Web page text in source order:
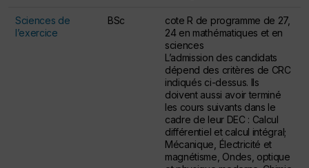
Sciences de
l’exercice
BSc
cote R de programme de 27,
24 en mathématiques et en
sciences
L’admission des candidats
dépend des critères de CRC
indiqués ci-dessus. Ils
doivent aussi avoir terminé
les cours suivants dans le
cadre de leur DEC : Calcul
différentiel et calcul intégral;
Mécanique, Électricité et
magnétisme, Ondes, optique